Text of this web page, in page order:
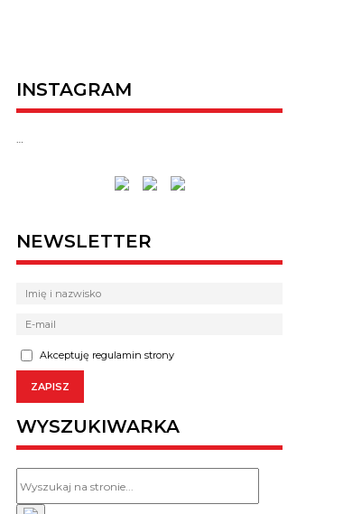
INSTAGRAM
NEWSLETTER
Akceptuję regulamin strony
WYSZUKIWARKA